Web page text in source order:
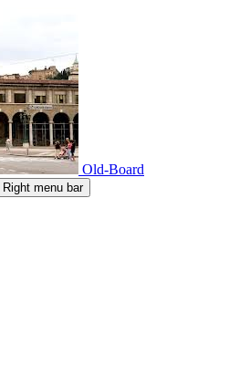
Old-Board
Right menu bar